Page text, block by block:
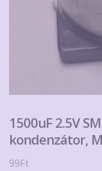
1500uF 2.5V
kondenzátor,
99Ft